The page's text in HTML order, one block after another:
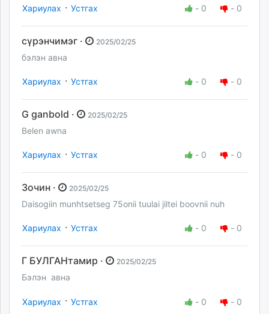
Хариулах · Устгах - 0 - 0
сүрэнчимэг · 2025/02/25
бэлэн авна
Хариулах · Устгах - 0 - 0
G ganbold · 2025/02/25
Belen awna
Хариулах · Устгах - 0 - 0
Зочин · 2025/02/25
Daisogiin munhtsetseg 75onii tuulai jiltei boovnii nuh
Хариулах · Устгах - 0 - 0
Г БУЛГАНтамир · 2025/02/25
Бэлэн авна
Хариулах · Устгах - 0 - 0